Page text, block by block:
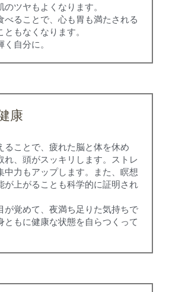
ツヤもよくなります。
べることで、心も胃も満たされる
もなくなります。
自分に。
康
ることで、疲れた脳と体を休め
れ、頭がスッキリします。ストレ
中力もアップします。また、瞑想
が上がることも科学的に証明され
が覚めて、夜満ち足りた気持ちで
ともに健康な状態を自らつくって